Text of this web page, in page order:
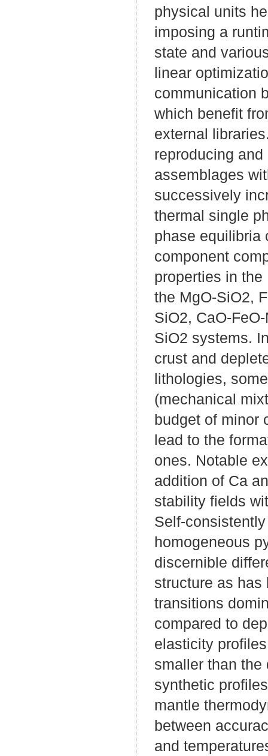
physical units
imposing a
state and
linear
communication
which benefit
external
reproducing
assemblages
successively
thermal single
phase equilibria
component
properties in
the MgO-SiO2,
SiO2, CaO-
SiO2 systems.
crust and
lithologies,
(mechanical
budget of minor
lead to the
ones. Notable
addition of Ca
stability fields
Self-
homogeneous
discernible
structure as has
transitions
compared to
elasticity
smaller than
synthetic
mantle
between
and